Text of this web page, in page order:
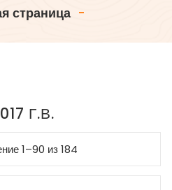
страница-
Г.В.
1–90 из 184